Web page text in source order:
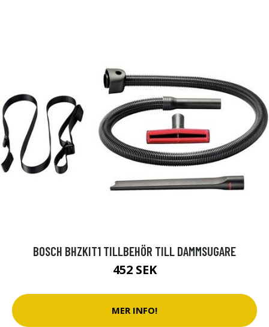
BOSCH BHZKIT1 TILLBEHÖR TILL DAMMSUGARE
452 SEK
MER INFO!